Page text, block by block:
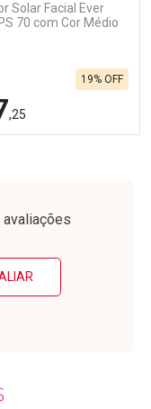
Solar Facial Ever
70 com Cor Médio
,25
19% OFF
avaliações